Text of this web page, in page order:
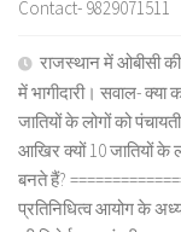
Contact- 9829071511
राजस्थान में ओबीसी की
में भागीदारी। सवाल- क्या
जातियों के लोगों को
आखिर क्यों 10 जातियों के
बनते हैं?
प्रतिनिधित्व आयोग के